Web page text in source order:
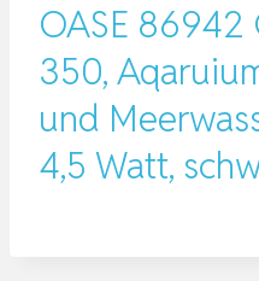
OASE 86942
350,
und
4,5 Watt,